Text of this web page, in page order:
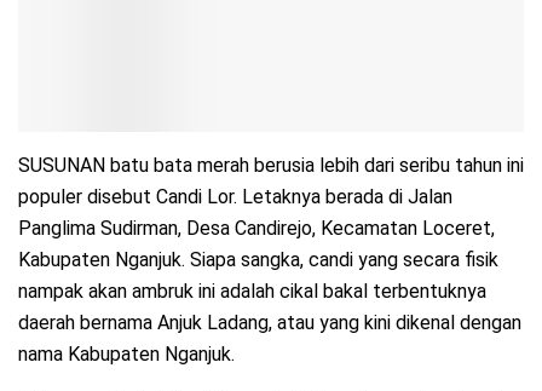
SUSUNAN batu bata merah berusia lebih dari seribu tahun ini
populer disebut Candi Lor. Letaknya berada di Jalan
Panglima Sudirman, Desa Candirejo, Kecamatan Loceret,
Kabupaten Nganjuk. Siapa sangka, candi yang secara fisik
nampak akan ambruk ini adalah cikal bakal terbentuknya
daerah bernama Anjuk Ladang, atau yang kini dikenal dengan
nama Kabupaten Nganjuk.